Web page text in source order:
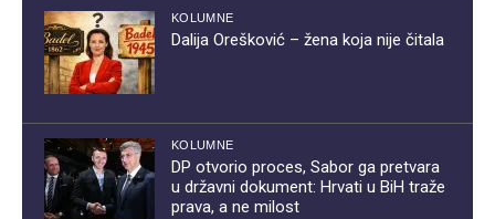
KOLUMNE
Dalija Orešković – žena koja nije čitala
KOLUMNE
DP otvorio proces, Sabor ga pretvara
u državni dokument: Hrvati u BiH traže
prava, a ne milost